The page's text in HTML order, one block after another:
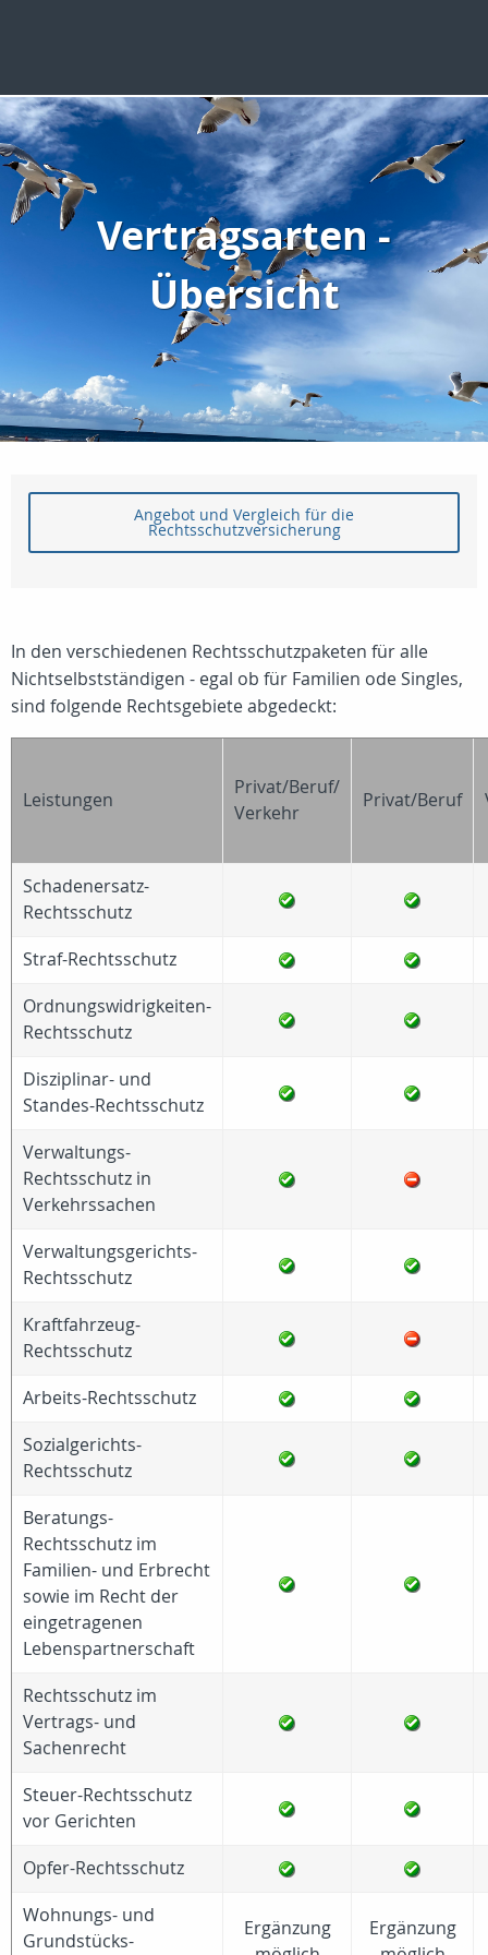
Vertragsarten -
Übersicht
Angebot und Vergleich für die
Rechtsschutzversicherung
In den verschiedenen Rechtsschutzpaketen für alle
Nichtselbstständigen - egal ob für Familien ode Singles,
sind folgende Rechtsgebiete abgedeckt:
Leistungen
Privat/Beruf/
Verkehr
Privat/Beruf
Schadenersatz-
Rechtsschutz
Straf-Rechtsschutz
Ordnungswidrigkeiten-
Rechtsschutz
Disziplinar- und
Standes-Rechtsschutz
Verwaltungs-
Rechtsschutz in
Verkehrssachen
Verwaltungsgerichts-
Rechtsschutz
Kraftfahrzeug-
Rechtsschutz
Arbeits-Rechtsschutz
Sozialgerichts-
Rechtsschutz
Beratungs-
Rechtsschutz im
Familien- und Erbrecht
sowie im Recht der
eingetragenen
Lebenspartnerschaft
Rechtsschutz im
Vertrags- und
Sachenrecht
Steuer-Rechtsschutz
vor Gerichten
Opfer-Rechtsschutz
Wohnungs- und
Grundstücks-
Ergänzung
Ergänzung